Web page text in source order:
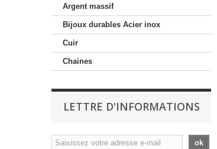
Argent massif
Bijoux durables Acier inox
Cuir
Chaines
LETTRE D'INFORMATIONS
ok